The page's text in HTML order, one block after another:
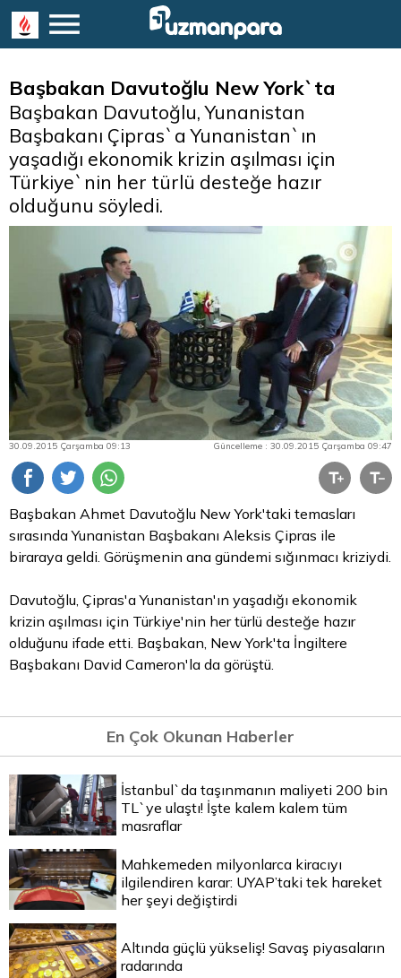
Başbakan Davutoğlu New York`ta
Başbakan Davutoğlu, Yunanistan
Başbakanı Çipras`a Yunanistan`ın
yaşadığı ekonomik krizin aşılması için
Türkiye`nin her türlü desteğe hazır
olduğunu söyledi.
30.09.2015 Çarşamba 09:13 Güncelleme : 30.09.2015 Çarşamba 09:47
Başbakan Ahmet Davutoğlu New York'taki temasları
sırasında Yunanistan Başbakanı Aleksis Çipras ile
biraraya geldi. Görüşmenin ana gündemi sığınmacı kriziydi.
Davutoğlu, Çipras'a Yunanistan'ın yaşadığı ekonomik
krizin aşılması için Türkiye'nin her türlü desteğe hazır
olduğunu ifade etti. Başbakan, New York'ta İngiltere
Başbakanı David Cameron'la da görüştü.
En Çok Okunan Haberler
İstanbul`da taşınmanın maliyeti 200 bin
TL`ye ulaştı! İşte kalem kalem tüm
masraflar
Mahkemeden milyonlarca kiracıyı
ilgilendiren karar: UYAP’taki tek hareket
her şeyi değiştirdi
Altında güçlü yükseliş! Savaş piyasaların
radarında